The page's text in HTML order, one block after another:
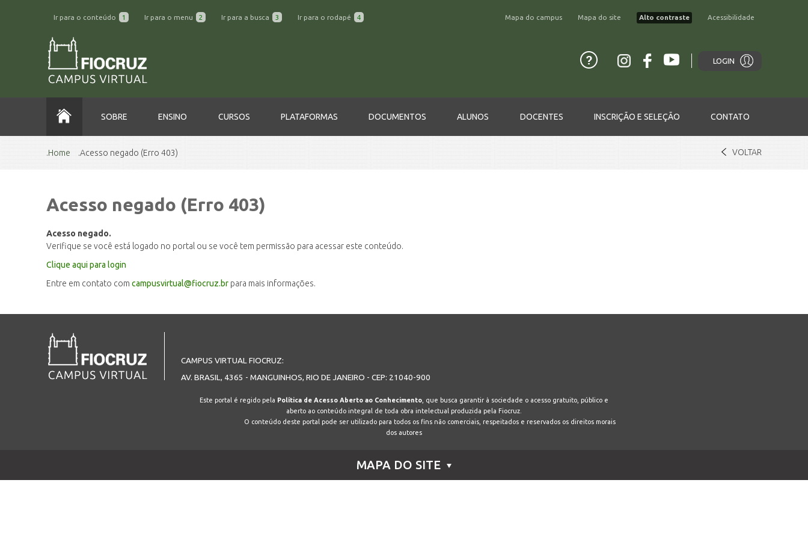
Ir para o conteúdo 1 Ir para o menu 2 Ir para a busca 3 Ir para o rodapé 4 Mapa do campus Mapa do site Alto contraste Acessibilidade
LOGIN
SOBRE ENSINO CURSOS PLATAFORMAS DOCUMENTOS ALUNOS DOCENTES INSCRIÇÃO E SELEÇÃO CONTATO
Home Acesso negado (Erro 403) VOLTAR
Acesso negado (Erro 403)
Acesso negado.
Verifique se você está logado no portal ou se você tem permissão para acessar este conteúdo.
Clique aqui para login
Entre em contato com campusvirtual@fiocruz.br para mais informações.
CAMPUS VIRTUAL FIOCRUZ:
AV. BRASIL, 4365 - MANGUINHOS, RIO DE JANEIRO - CEP: 21040-900
Este portal é regido pela Política de Acesso Aberto ao Conhecimento , que busca garantir à sociedade o acesso gratuito, público e
aberto ao conteúdo integral de toda obra intelectual produzida pela Fiocruz.
O conteúdo deste portal pode ser utilizado para todos os fins não comerciais, respeitados e reservados os direitos morais
dos autores
MAPA DO SITE